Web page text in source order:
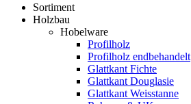
Sortiment
Holzbau
Hobelware
Profilholz
Profilholz endbehandelt
Glattkant Fichte
Glattkant Douglasie
Glattkant Weisstanne